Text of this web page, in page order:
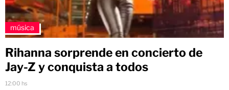
música
Rihanna sorprende en concierto de
Jay-Z y conquista a todos
12:00 hs